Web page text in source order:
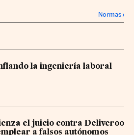
Normas›
la ingeniería laboral
el juicio contra Deliveroo
a falsos autónomos